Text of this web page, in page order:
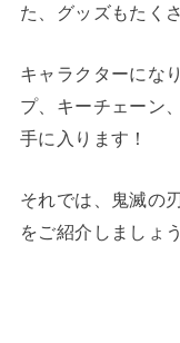
た、グッズもたく
キャラクターにな
プ、キーチェーン
手に入ります！
それでは、鬼滅の
をご紹介しましょう